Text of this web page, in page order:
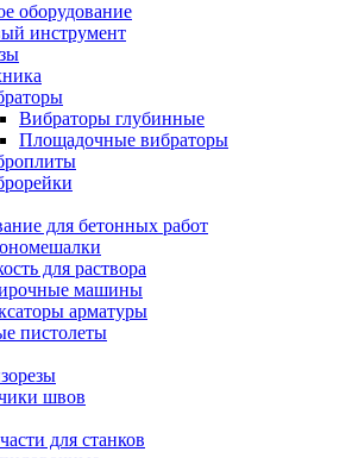
оборудование
инструмент
Вибраторы глубинные
Площадочные вибраторы
для бетонных работ
для раствора
машины
арматуры
пистолеты
швов
для станков